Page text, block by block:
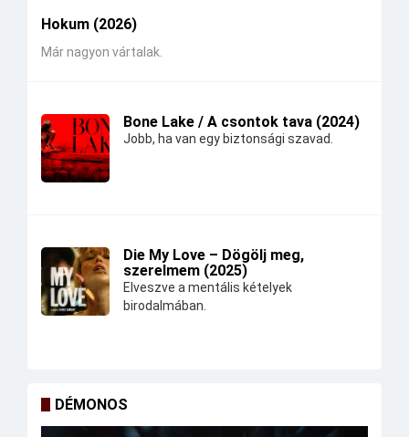
Hokum (2026)
Már nagyon vártalak.
Bone Lake / A csontok tava (2024)
Jobb, ha van egy biztonsági szavad.
Die My Love – Dögölj meg,
szerelmem (2025)
Elveszve a mentális kételyek
birodalmában.
DÉMONOS